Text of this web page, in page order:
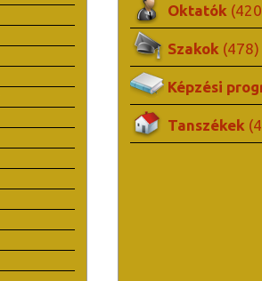
Oktatók
Szakok (478)
Képzési
Tanszékek